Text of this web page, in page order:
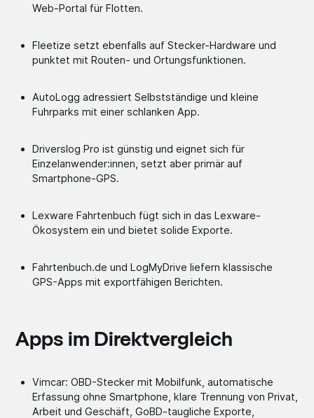
Web-Portal für Flotten.
Fleetize setzt ebenfalls auf Stecker-Hardware und
punktet mit Routen- und Ortungsfunktionen.
AutoLogg adressiert Selbstständige und kleine
Fuhrparks mit einer schlanken App.
Driverslog Pro ist günstig und eignet sich für
Einzelanwender:innen, setzt aber primär auf
Smartphone-GPS.
Lexware Fahrtenbuch fügt sich in das Lexware-
Ökosystem ein und bietet solide Exporte.
Fahrtenbuch.de und LogMyDrive liefern klassische
GPS-Apps mit exportfähigen Berichten.
Apps im Direktvergleich
Vimcar: OBD-Stecker mit Mobilfunk, automatische
Erfassung ohne Smartphone, klare Trennung von Privat,
Arbeit und Geschäft, GoBD-taugliche Exporte,